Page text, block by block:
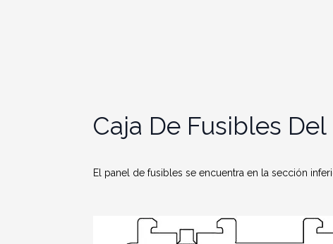
Caja De Fusibles
El panel de fusibles se encuentra en la sección